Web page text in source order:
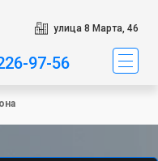
улица 8 Марта, 46
97-56